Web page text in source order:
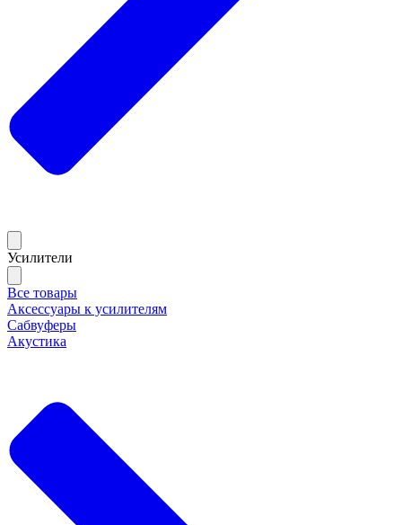
Усилители
Все товары
Аксессуары к усилителям
Сабвуферы
Акустика